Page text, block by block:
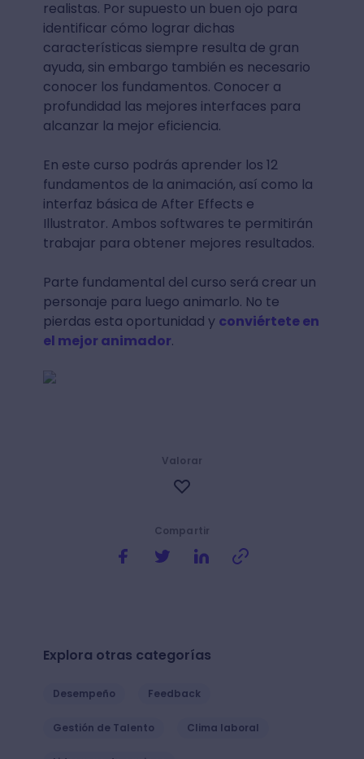
realistas. Por supuesto un buen ojo para
identificar cómo lograr dichas
características siempre resulta de gran
ayuda, sin embargo también es necesario
conocer los fundamentos. Conocer a
profundidad las mejores interfaces para
alcanzar la mejor eficiencia.
En este curso podrás aprender los 12
fundamentos de la animación, así como la
interfaz básica de After Effects e
Illustrator. Ambos softwares te permitirán
trabajar para obtener mejores resultados.
Parte fundamental del curso será crear un
personaje para luego animarlo. No te
pierdas esta oportunidad y conviértete en
el mejor animador.
Compartir
Valorar
Explora otras categorías
Desempeño Feedback
Gestión de Talento Clima laboral